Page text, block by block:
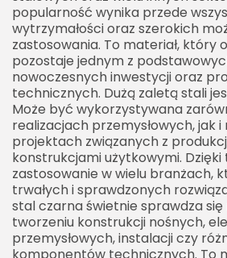
popularność wynika przede
wytrzymałości oraz szerokich
zastosowania. To materiał, który
pozostaje jednym z
nowoczesnych inwestycji oraz
technicznych. Dużą zaletą stali
Może być wykorzystywana
realizacjach przemysłowych, jak i
projektach związanych z
konstrukcjami użytkowymi. Dzięki
zastosowanie w wielu branżach,
trwałych i sprawdzonych
stal czarna świetnie sprawdza
tworzeniu konstrukcji nośnych,
przemysłowych, instalacji czy